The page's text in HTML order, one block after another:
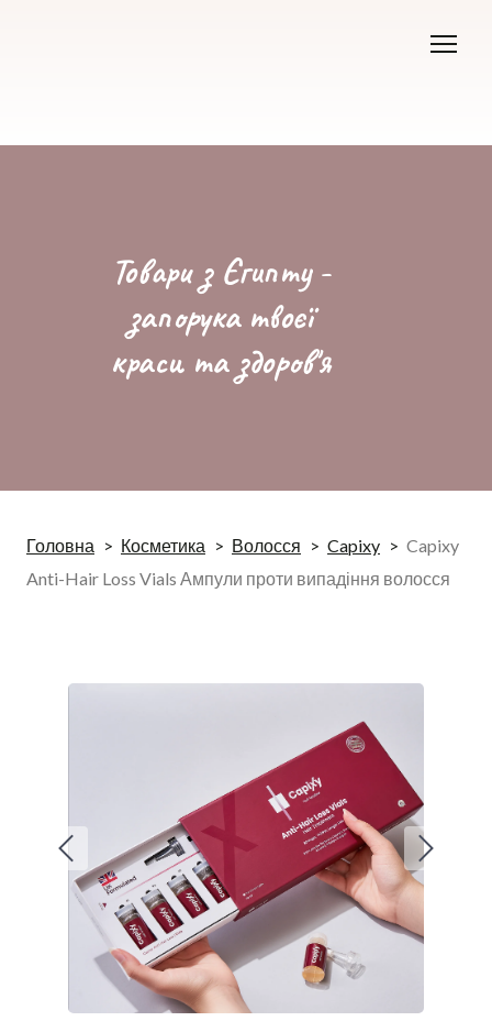
Товари з Єгипту -
запорука твоєї
краси та здоров'я
Головна Косметика Волосся Capixy
Capixy
Anti-Hair Loss Vials Ампули проти випадіння волосся